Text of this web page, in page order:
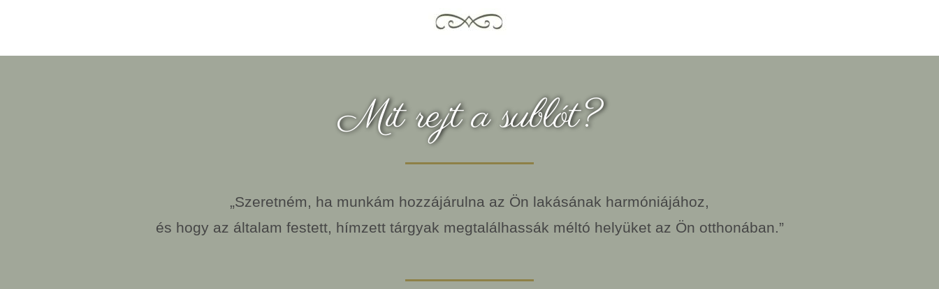
Mit rejt a sublót?
„Szeretném, ha munkám hozzájárulna az Ön lakásának harmóniájához,
és hogy az általam festett, hímzett tárgyak megtalálhassák méltó helyüket az Ön otthonában.”